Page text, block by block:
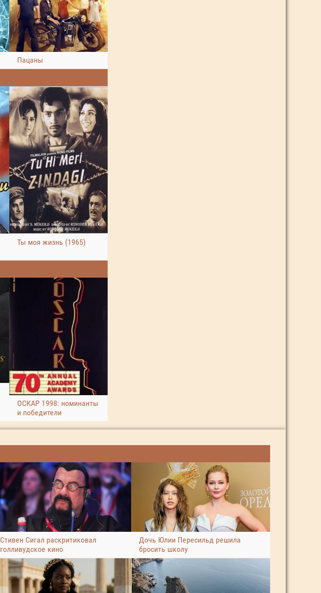
Пацаны
Ты моя жизнь (1965)
ОСКАР 1998: номинанты
и победители
Стивен Сигал раскритиковал
голливудское кино
Дочь Юлии Пересильд решила
бросить школу